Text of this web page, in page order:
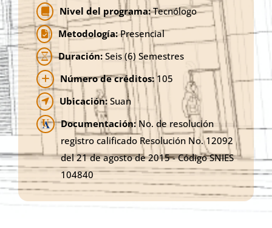
Nivel del programa:Tecnólogo
Metodología:Presencial
Duración: Seis (6) Semestres
Número de créditos:105
Ubicación: Suan
Documentación:No. de resolución
registro calificado Resolución No. 12092
del 21 de agosto de 2015 - Código SNIES
104840